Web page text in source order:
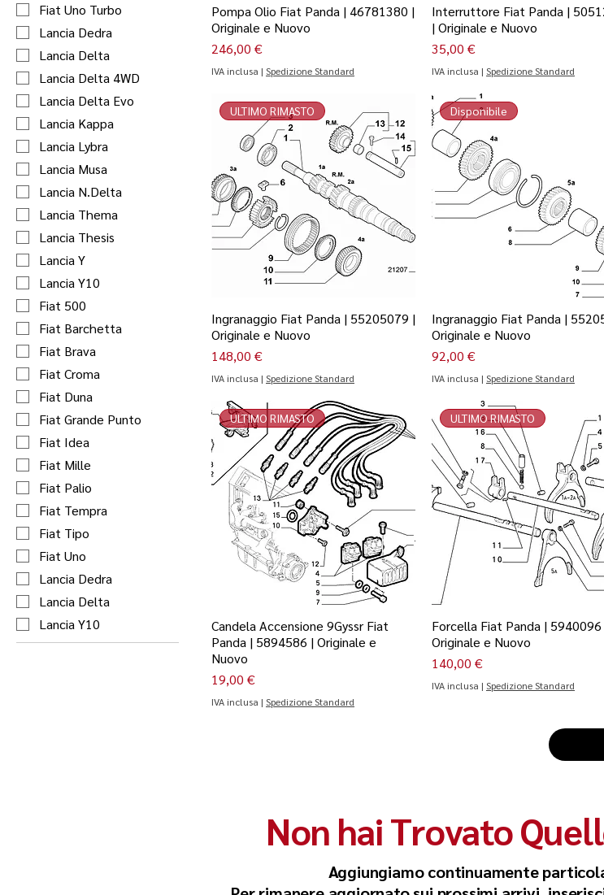
Fiat Uno Turbo
Lancia Dedra
Lancia Delta
Lancia Delta 4WD
Lancia Delta Evo
Lancia Kappa
Lancia Lybra
Lancia Musa
Lancia N.Delta
Lancia Thema
Lancia Thesis
Lancia Y
Lancia Y10
Fiat 500
Fiat Barchetta
Fiat Brava
Fiat Croma
Fiat Duna
Fiat Grande Punto
Fiat Idea
Fiat Mille
Fiat Palio
Fiat Tempra
Fiat Tipo
Fiat Uno
Lancia Dedra
Lancia Delta
Lancia Y10
Pompa Olio Fiat Panda | 46781380 |
Originale e Nuovo
Prezzo
246,00 €
IVA inclusa | Spedizione Standard
Interruttore Fiat Panda |
| Originale e Nuovo
Prezzo
35,00 €
IVA inclusa | Spedizione Standard
ULTIMO RIMASTO
Ingranaggio Fiat Panda | 55205079 |
Originale e Nuovo
Prezzo
148,00 €
IVA inclusa | Spedizione Standard
Disponibile
Ingranaggio Fiat Panda |
Originale e Nuovo
Prezzo
92,00 €
IVA inclusa | Spedizione Standard
ULTIMO RIMASTO
Candela Accensione 9Gyssr Fiat
Panda | 5894586 | Originale e
Nuovo
Prezzo
19,00 €
IVA inclusa | Spedizione Standard
ULTIMO RIMASTO
Forcella Fiat Panda |
Originale e Nuovo
Prezzo
140,00 €
IVA inclusa | Spedizione Standard
Non hai Trovato
Aggiungiamo continuamente